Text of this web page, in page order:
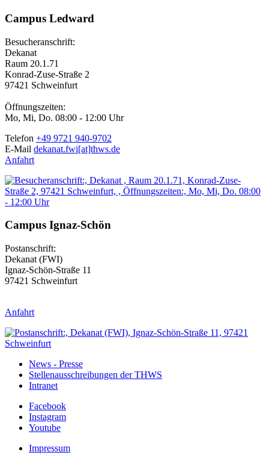
Campus Ledward
Besucheranschrift:
Dekanat
Raum 20.1.71
Konrad-Zuse-Straße 2
97421 Schweinfurt
Öffnungszeiten:
Mo, Mi, Do. 08:00 - 12:00 Uhr
Telefon +49 9721 940-9702
E-Mail dekanat.fwi[at]thws.de
Anfahrt
Campus Ignaz-Schön
Postanschrift:
Dekanat (FWI)
Ignaz-Schön-Straße 11
97421 Schweinfurt
Anfahrt
News - Presse
Stellenausschreibungen der THWS
Intranet
Facebook
Instagram
Youtube
Impressum